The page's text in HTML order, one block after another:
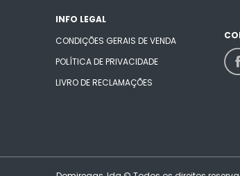
INFO LEGAL
CONDIÇÕES GERAIS DE VENDA
POLÍTICA DE PRIVACIDADE
LIVRO DE RECLAMAÇÕES